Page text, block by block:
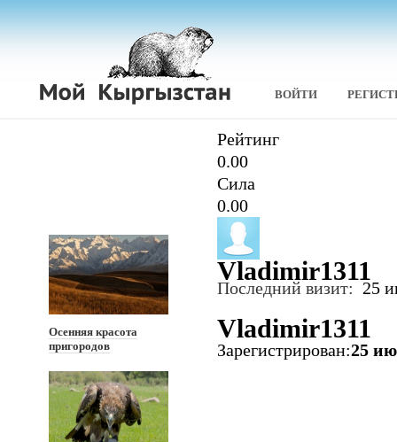
ВОЙТИ
Осенняя красота
пригородов
Рейтинг
0.00
Сила
0.00
Vladimir1311
Последний визит: 25
Vladimir1311
Зарегистрирован:25